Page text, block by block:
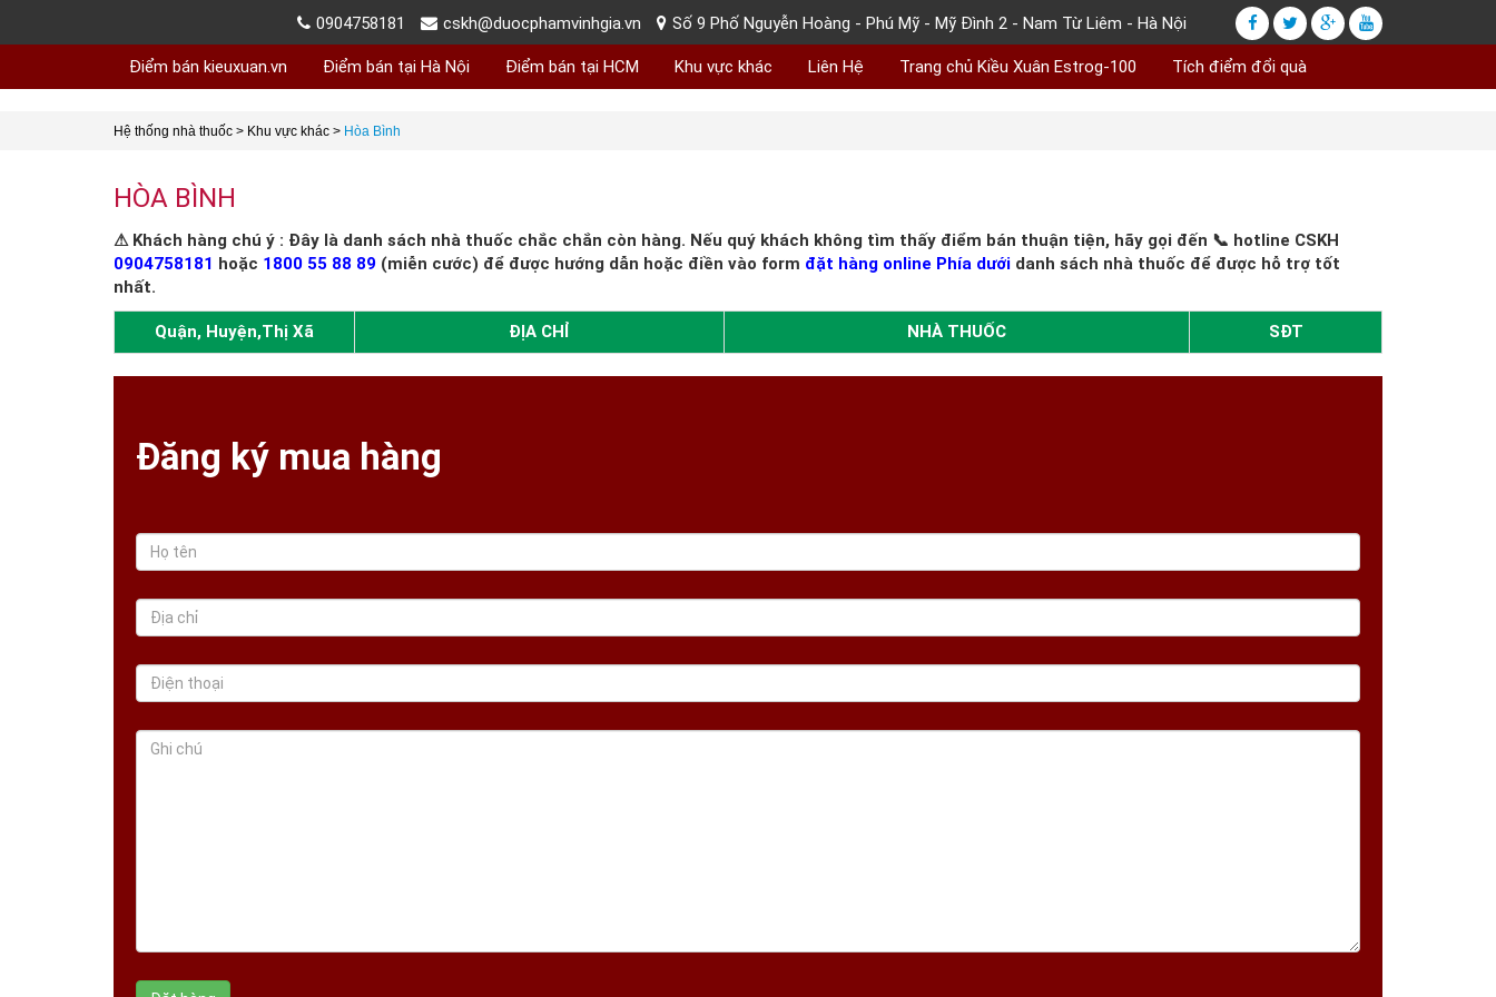
0904758181 cskh@duocphamvinhgia.vn Số 9 Phố Nguyễn Hoàng - Phú Mỹ - Mỹ Đình 2 - Nam Từ Liêm - Hà Nội
Điểm bán kieuxuan.vn Điểm bán tại Hà Nội Điểm bán tại HCM Khu vực khác Liên Hệ Trang chủ Kiều Xuân Estrog-100 Tích điểm đổi quà
Hệ thống nhà thuốc > Khu vực khác > Hòa Bình
HÒA BÌNH
⚠ Khách hàng chú ý : Đây là danh sách nhà thuốc chắc chắn còn hàng. Nếu quý khách không tìm thấy điểm bán thuận tiện, hãy gọi đến 📞 hotline CSKH
0904758181 hoặc 1800 55 88 89 (miễn cước) để được hướng dẫn hoặc điền vào form đặt hàng online Phía dưới danh sách nhà thuốc để được hỗ trợ tốt
nhất.
Quận, Huyện,Thị Xã ĐỊA CHỈ NHÀ THUỐC SĐT
Đăng ký mua hàng